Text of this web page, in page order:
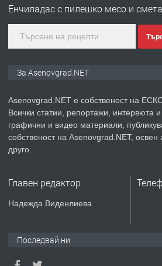
ПРЕДЛАГА
Давам
ремонт на
Енчиладас с пилешко месо и
За Asenovgrad.NET
Asenovgrad.NET е собственост на
Всички статии, репортажи, интервюта и
графични и видео материали,
собственост на Asenovgrad.NET,
друго.
Главен редактор
Надежда Виденлиева
Последвай ни